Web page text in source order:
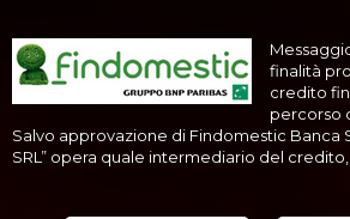
finalità
credito
percorso
Salvo approvazione di Findomestic Banca
SRL” opera quale intermediario del credito,